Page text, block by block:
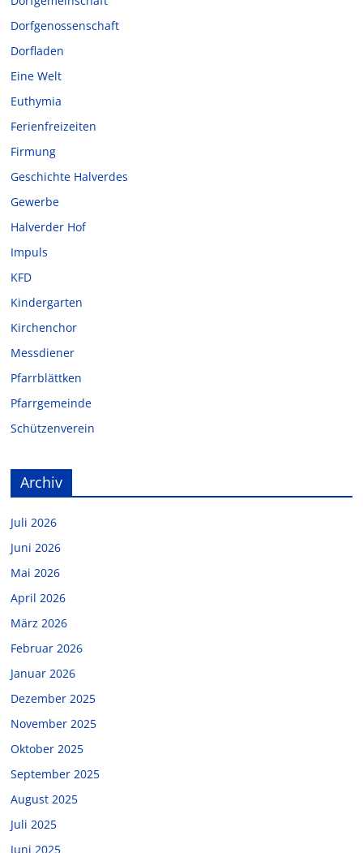
Dorfgenossenschaft
Dorfladen
Eine Welt
Euthymia
Ferienfreizeiten
Firmung
Geschichte Halverdes
Gewerbe
Halverder Hof
Impuls
KFD
Kindergarten
Kirchenchor
Messdiener
Pfarrblättken
Pfarrgemeinde
Schützenverein
Archiv
Juli 2026
Juni 2026
Mai 2026
April 2026
März 2026
Februar 2026
Januar 2026
Dezember 2025
November 2025
Oktober 2025
September 2025
August 2025
Juli 2025
Juni 2025